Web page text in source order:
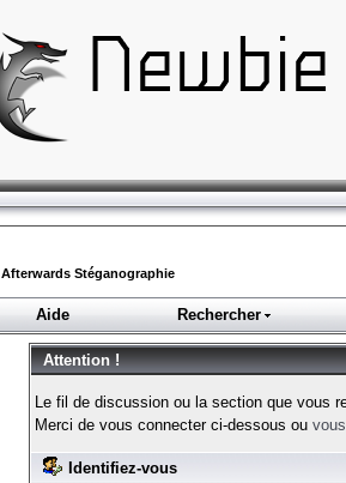
Afterwards Stéganographie
Aide Rechercher
Attention !
Le fil de discussion ou la section que vous
Merci de vous connecter ci-dessous ou
Identifiez-vous